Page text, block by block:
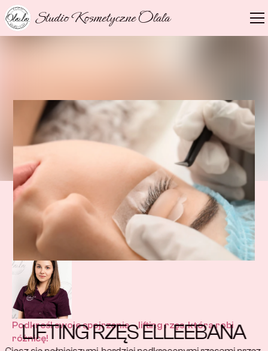
Studio Kosmetyczne Olala
LIFTING RZĘS ELLEEBANA
NASZ EKSPERT
Podkreśl swoje spojrzenie – lifting rzęs, która robi
różnicę!